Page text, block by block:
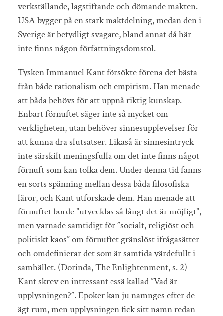
verkställande, lagstiftande och dömande makten.
USA bygger på en stark maktdelning, medan den i
Sverige är betydligt svagare, bland annat då här
inte finns någon författningsdomstol.
Tysken Immanuel Kant försökte förena det bästa
från både rationalism och empirism. Han menade
att båda behövs för att uppnå riktig kunskap.
Enbart förnuftet säger inte så mycket om
verkligheten, utan behöver sinnesupplevelser för
att kunna dra slutsatser. Likaså är sinnesintryck
inte särskilt meningsfulla om det inte finns något
förnuft som kan tolka dem. Under denna tid fanns
en sorts spänning mellan dessa båda filosofiska
läror, och Kant utforskade dem. Han menade att
förnuftet borde ”utvecklas så långt det är möjligt”,
men varnade samtidigt för ”socialt, religiöst och
politiskt kaos” om förnuftet gränslöst ifrågasätter
och omdefinierar det som är samtida värdefullt i
samhället. (Dorinda, The Enlightenment, s. 2)
Kant skrev en intressant essä kallad ”Vad är
upplysningen?”. Epoker kan ju namnges efter de
ägt rum, men upplysningen fick sitt namn redan